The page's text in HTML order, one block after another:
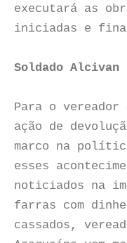
executará as
iniciadas e
Soldado Alcivan
Para o
ação de
marco na
esses
noticiados na
farras com
cassados,